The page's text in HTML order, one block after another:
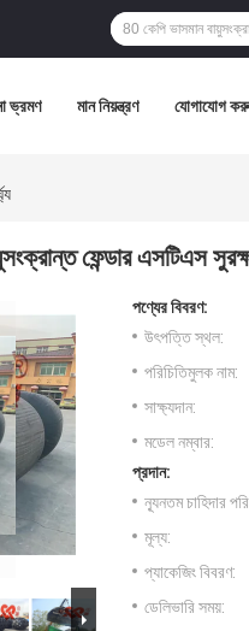
ভ্রমণ মান নিয়ন্ত্রণ যোগাযোগ
ফেন্ডার এসটিএস
পণ্যের বিবরণ:
উৎপত্তি স্থল:
পরিচিতিমুলক নাম:
সাক্ষ্যদান:
মডেল নম্বার:
প্রদান:
ন্যূনতম চাহিদার
মূল্য:
প্যাকেজিং বিবরণ:
ডেলিভারি সময়: